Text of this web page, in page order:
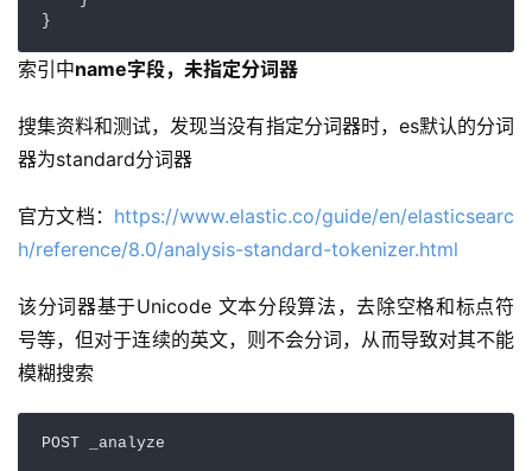
}
索引中name字段，未指定分词器
搜集资料和测试，发现当没有指定分词器时，es默认的分词
器为standard分词器
官方文档： https://www.elastic.co/guide/en/elasticsearc
h/reference/8.0/analysis-standard-tokenizer.html
该分词器基于Unicode 文本分段算法，去除空格和标点符
号等，但对于连续的英文，则不会分词，从而导致对其不能
模糊搜索
POST _analyze